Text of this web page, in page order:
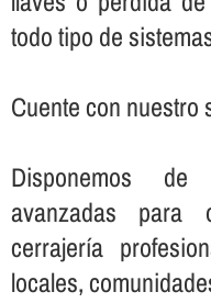
todo tipo de
Cuente con
Disponemos
avanzadas para
cerrajerí­a
locales,